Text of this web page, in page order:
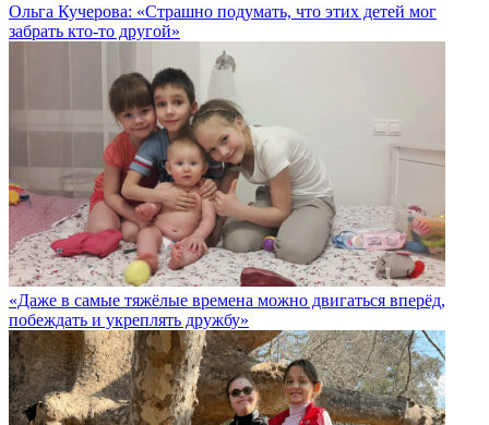
Ольга Кучерова: «Страшно подумать, что этих детей мог
забрать кто-то другой»
«Даже в самые тяжёлые времена можно двигаться вперёд,
побеждать и укреплять дружбу»